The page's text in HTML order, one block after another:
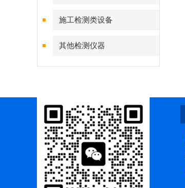
施工检测类设备
其他检测仪器